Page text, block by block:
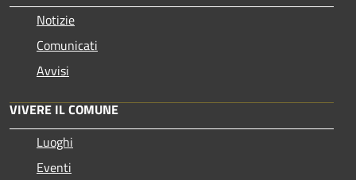
Notizie
Comunicati
Avvisi
VIVERE IL COMUNE
Luoghi
Eventi